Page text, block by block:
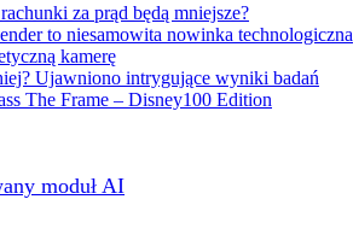
za prąd będą mniejsze?
to niesamowita nowinka technologiczna
kamerę
Ujawniono intrygujące wyniki badań
The Frame – Disney100 Edition
moduł AI